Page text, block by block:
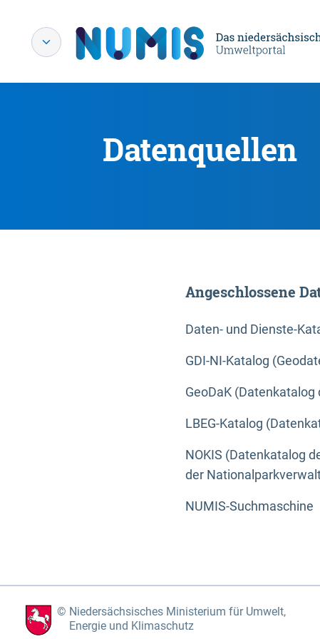
Datenquellen
Angeschlossene
Daten- und Dienste-
GDI-NI-Katalog
GeoDaK
LBEG-Katalog
NOKIS (Datenkatalog
der
NUMIS-Suchmaschine
Niedersächsisches Ministerium für Umwelt,
Energie und Klimaschutz